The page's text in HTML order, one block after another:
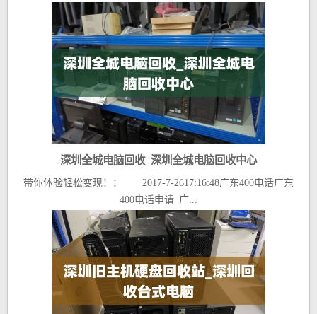
深圳全城电脑回收_深圳全城电脑回收中心
带你体验轻松变现！： 2017-7-2617:16:48广东400电话广东
400电话申请_广...